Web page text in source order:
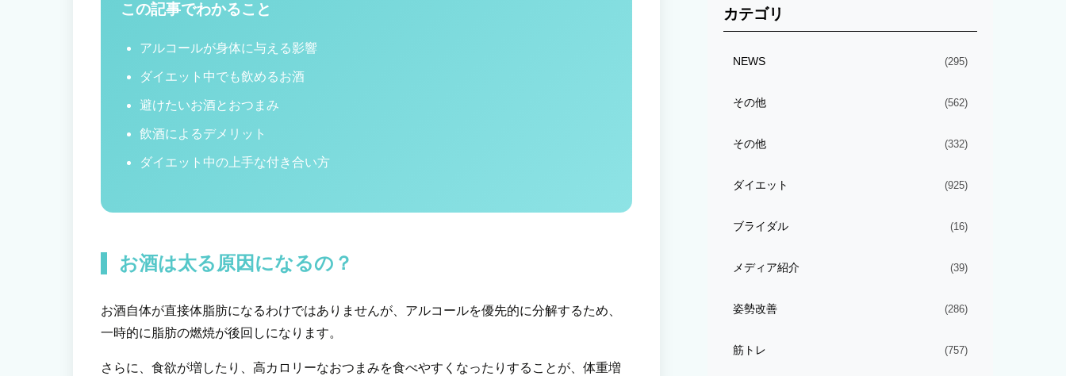
この記事でわかること
アルコールが身体に与える影響
ダイエット中でも飲めるお酒
避けたいお酒とおつまみ
飲酒によるデメリット
ダイエット中の上手な付き合い方
お酒は太る原因になるの？
お酒自体が直接体脂肪になるわけではありませんが、アルコールを優先的に分解するため、
一時的に脂肪の燃焼が後回しになります。
さらに、食欲が増したり、高カロリーなおつまみを食べやすくなったりすることが、体重増
カテゴリ
NEWS (295)
その他 (562)
その他 (332)
ダイエット (925)
ブライダル (16)
メディア紹介 (39)
姿勢改善 (286)
筋トレ (757)